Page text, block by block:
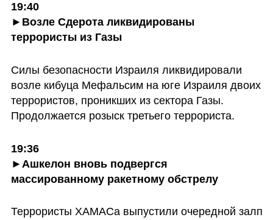
19:40
►Возле Сдерота ликвидированы
террористы из Газы
Силы безопасности Израиля ликвидировали
возле кибуца Мефальсим на юге Израиля двоих
террористов, проникших из сектора Газы.
Продолжается розыск третьего террориста.
19:36
►Ашкелон вновь подвергся
массированному ракетному обстрелу
Террористы ХАМАСа выпустили очередной залп